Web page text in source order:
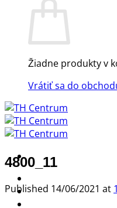
Žiadne produkty v
Vrátiť sa do
Výpredaj -%
4800_11
Published 14/06/2021 at